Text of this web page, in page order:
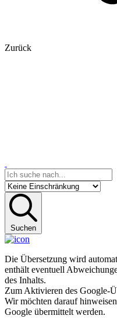
Zurück
Suchen
Die Übersetzung wird
enthält eventuell
des Inhalts.
Zum Aktivieren des Google-
Wir möchten darauf
Google übermittelt werden.